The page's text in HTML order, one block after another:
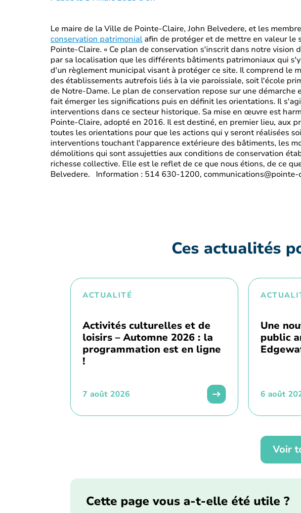
Le maire de la Ville de Pointe-Claire, John Belvedere, et les
conservation patrimonial afin de protéger et de mettre en valeur
Pointe-Claire. « Ce plan de conservation s'inscrit dans notre
par sa localisation que les différents bâtiments patrimoniaux qui
d'un règlement municipal visant à protéger ce site. Il comprend le
des établissements autrefois liés à la vie paroissiale, soit l'école
de Notre-Dame. Le plan de conservation repose sur une
fait émerger les significations puis en définit les orientations. Il
interventions dans ce secteur historique. Sa mise en œuvre est
Pointe-Claire, adopté en 2016. Il est destiné, en premier lieu, aux
toutes les orientations pour que les actions qui y seront réalisées
interventions touchant l'apparence extérieure des bâtiments, les
démolitions qui sont assujetties aux conditions de conservation
richesse collective. Elle est le reflet de ce que nous étions, de ce
Belvedere. Information : 514 630-1200, communications@pointe-
Ces actualités
ACTUALITÉ
Activités culturelles et de
loisirs – Automne 2026 : la
programmation est en ligne
!
7 août 2026
Une
public
6 août
Voir
Cette page vous a-t-elle été utile ?